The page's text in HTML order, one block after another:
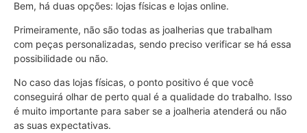
Bem, há duas opções: lojas físicas e lojas online.
Primeiramente, não são todas as joalherias que trabalham
com peças personalizadas, sendo preciso verificar se há essa
possibilidade ou não.
No caso das lojas físicas, o ponto positivo é que você
conseguirá olhar de perto qual é a qualidade do trabalho. Isso
é muito importante para saber se a joalheria atenderá ou não
as suas expectativas.